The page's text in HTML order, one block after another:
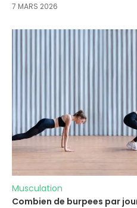
7 MARS 2026
Musculation
Combien de burpees par